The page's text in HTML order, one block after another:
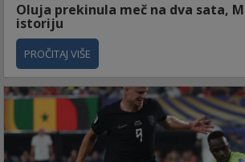
Oluja prekinula meč na dva sata,
istoriju
PROČITAJ VIŠE